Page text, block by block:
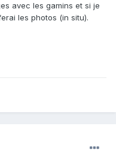
avec les gamins et si je
les photos (in situ).